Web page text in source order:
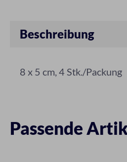
Beschreibung
8 x 5 cm, 4 Stk./Packung
Passende